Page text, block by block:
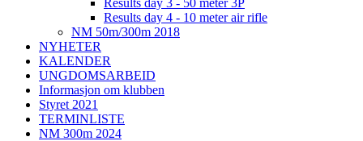
Results day 3 - 50 meter 3P
Results day 4 - 10 meter air rifle
NM 50m/300m 2018
NYHETER
KALENDER
UNGDOMSARBEID
Informasjon om klubben
Styret 2021
TERMINLISTE
NM 300m 2024